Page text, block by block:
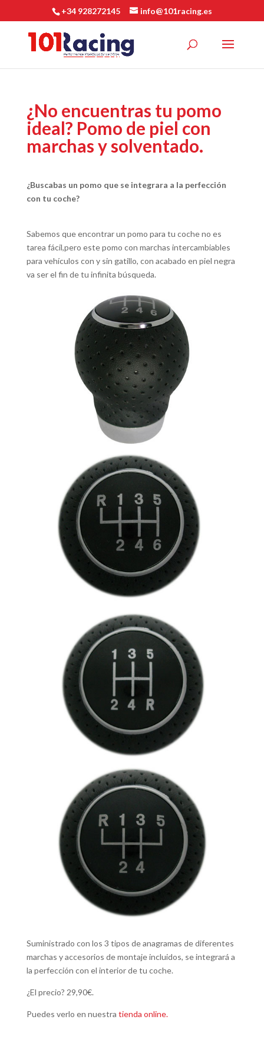
+34 928272145 info@101racing.es
¿No encuentras tu pomo
ideal? Pomo de piel con
marchas y solventado.
¿Buscabas un pomo que se integrara a la perfección
con tu coche?
Sabemos que encontrar un pomo para tu coche no es
tarea fácil,pero este pomo con marchas intercambiables
para vehículos con y sin gatillo, con acabado en piel negra
va ser el fin de tu infinita búsqueda.
Suministrado con los 3 tipos de anagramas de diferentes
marchas y accesorios de montaje incluidos, se integrará a
la perfección con el interior de tu coche.
¿El precio? 29,90€.
Puedes verlo en nuestra tienda online.